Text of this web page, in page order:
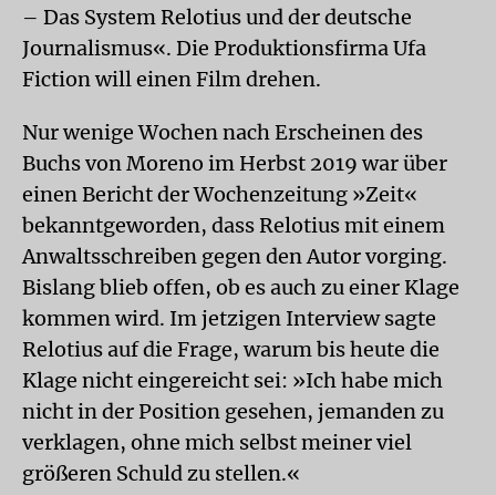
– Das System Relotius und der deutsche
Journalismus«. Die Produktionsfirma Ufa
Fiction will einen Film drehen.
Nur wenige Wochen nach Erscheinen des
Buchs von Moreno im Herbst 2019 war über
einen Bericht der Wochenzeitung »Zeit«
bekanntgeworden, dass Relotius mit einem
Anwaltsschreiben gegen den Autor vorging.
Bislang blieb offen, ob es auch zu einer Klage
kommen wird. Im jetzigen Interview sagte
Relotius auf die Frage, warum bis heute die
Klage nicht eingereicht sei: »Ich habe mich
nicht in der Position gesehen, jemanden zu
verklagen, ohne mich selbst meiner viel
größeren Schuld zu stellen.«